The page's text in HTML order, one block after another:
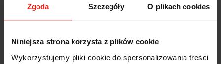
Zgoda Szczegóły O plikach cookies
Niniejsza strona korzysta z plików cookie
Wykorzystujemy pliki cookie do spersonalizowania treści
Marcin
Polecam szybko sprawnie dobrze zapakowane
Zostałem świetnie obsłużony. Brawa dla pracowników.